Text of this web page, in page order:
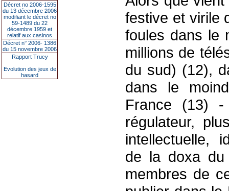
Décret no 2006-1595
du 13 décembre 2006
modifiant le décret no
59-1489 du 22
décembre 1959 et
relatif aux casinos
Décret n° 2006- 1386
du 15 novembre 2006
Rapport Trucy
Evolution des jeux de
hasard
festive et virile
foules dans le
millions de
du sud) (12),
dans le
France (13)
régulateur,
intellectuelle,
de la doxa du
membres de